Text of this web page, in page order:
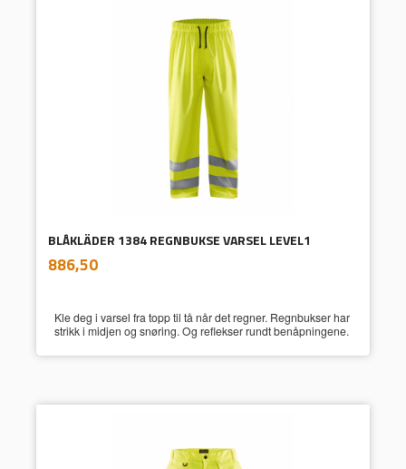
BLÅKLÄDER 1384 REGNBUKSE VARSEL LEVEL1
Pris
886,50mva.
Kle deg i varsel fra topp til tå når det regner. Regnbukser har
strikk i midjen og snøring. Og reflekser rundt benåpningene.